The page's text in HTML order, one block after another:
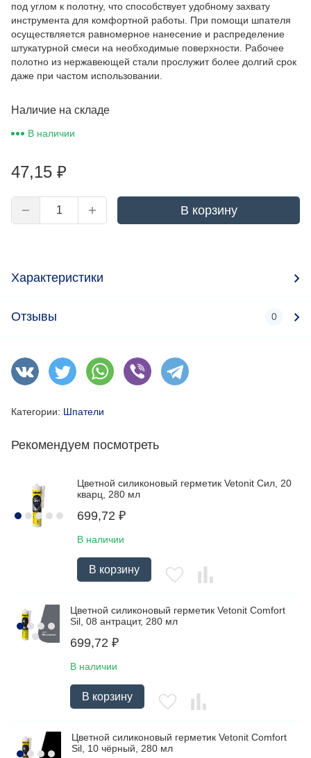
под углом к полотну, что способствует удобному захвату
инструмента для комфортной работы. При помощи шпателя
осуществляется равномерное нанесение и распределение
штукатурной смеси на необходимые поверхности. Рабочее
полотно из нержавеющей стали прослужит более долгий срок
даже при частом использовании.
Наличие на складе
В наличии
47,15 ₽
В корзину
Характеристики
Отзывы 0
Категории: Шпатели
Рекомендуем посмотреть
Цветной силиконовый герметик Vetonit Сил, 20
кварц, 280 мл
699,72 ₽
В наличии
В корзину
Цветной силиконовый герметик Vetonit Comfort
Sil, 08 антрацит, 280 мл
699,72 ₽
В наличии
В корзину
Цветной силиконовый герметик Vetonit Comfort
Sil, 10 чёрный, 280 мл